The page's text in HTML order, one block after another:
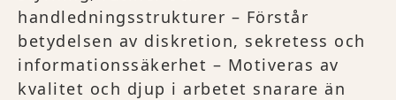
handledningsstrukturer – Förstår
betydelsen av diskretion, sekretess och
informationssäkerhet – Motiveras av
kvalitet och djup i arbetet snarare än